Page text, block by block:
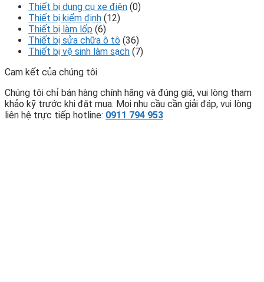
Thiết bị dụng cụ xe điện (0)
Thiết bị kiểm định (12)
Thiết bị làm lốp (6)
Thiết bị sửa chữa ô tô (36)
Thiết bị vệ sinh làm sạch (7)
Cam kết của chúng tôi
Chúng tôi chỉ bán hàng chính hãng và đúng giá, vui lòng tham
khảo kỹ trước khi đặt mua. Mọi nhu cầu cần giải đáp, vui lòng
liên hệ trực tiếp hotline: 0911 794 953